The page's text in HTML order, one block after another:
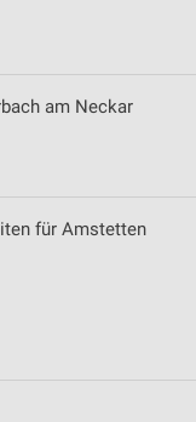
am Neckar
für Amstetten